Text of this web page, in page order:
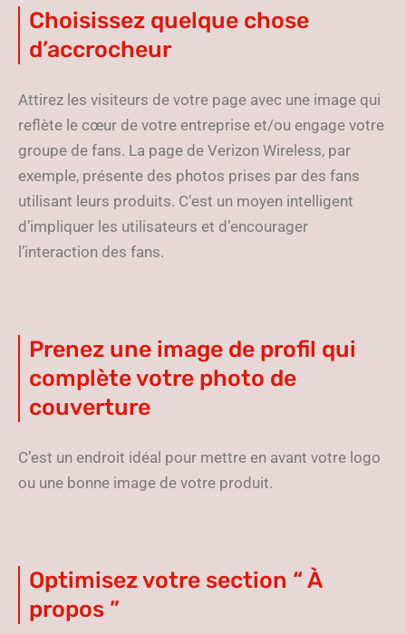
Choisissez quelque chose
d’accrocheur
Attirez les visiteurs de votre page avec une image qui
reflète le cœur de votre entreprise et/ou engage votre
groupe de fans. La page de Verizon Wireless, par
exemple, présente des photos prises par des fans
utilisant leurs produits. C’est un moyen intelligent
d’impliquer les utilisateurs et d’encourager
l’interaction des fans.
Prenez une image de profil qui
complète votre photo de
couverture
C’est un endroit idéal pour mettre en avant votre logo
ou une bonne image de votre produit.
Optimisez votre section “ À
propos ”